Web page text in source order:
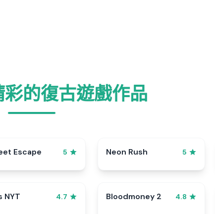
的復古遊戲作品
Escape 5 Neon Rush 5
NYT 4.7 Bloodmoney 2 4.8